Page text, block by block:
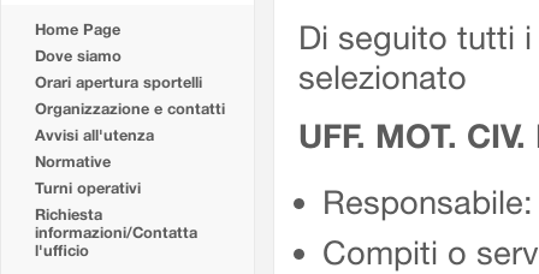
Home Page
Dove siamo
Orari apertura sportelli
Organizzazione e contatti
Avvisi all'utenza
Normative
Turni operativi
Richiesta
informazioni/Contatta
l'ufficio
Di seguito tutti
selezionato
UFF. MOT.
Compiti o